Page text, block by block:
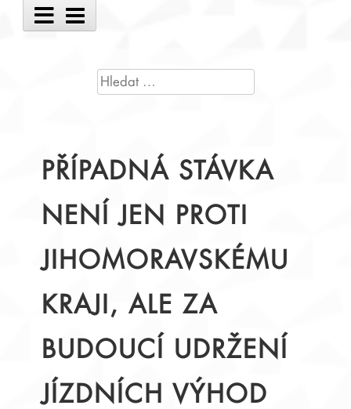
Main
Menu
VYHLEDÁVÁNÍ
PŘÍPADNÁ STÁVKA
NENÍ JEN PROTI
JIHOMORAVSKÉMU
KRAJI, ALE ZA
BUDOUCÍ UDRŽENÍ
JÍZDNÍCH VÝHOD